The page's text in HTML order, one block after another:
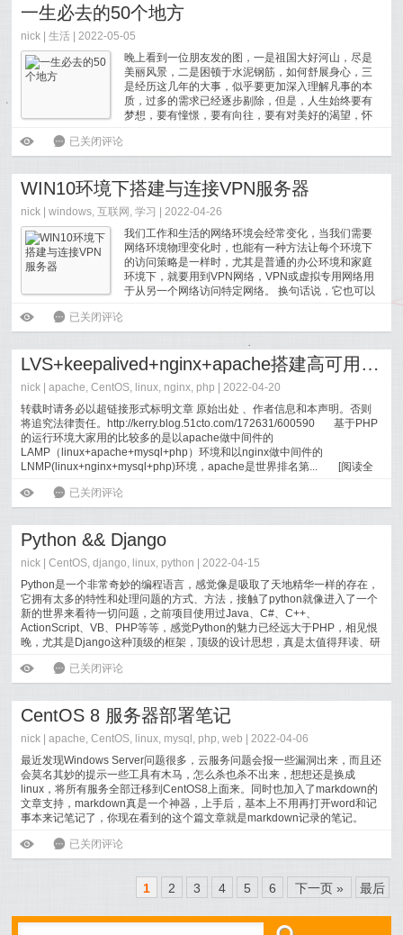
一生必去的50个地方
nick |生活 | 2022-05-05
晚上看到一位朋友发的图，一是祖国大好河山，尽是
美丽风景，二是困顿于水泥钢筋，如何舒展身心，三
是经历这几年的大事，似乎要更加深入理解凡事的本
质，过多的需求已经逐步剔除，但是，人生始终要有
梦想，要有憧憬，要有向往，要有对美好的渴望，怀
50个地方
[阅读全文
ė 6 一生必去的50个地方
已关闭评论
WIN10环境下搭建与连接VPN服务器
nick |windows,互联网 ,学习
| 2022-04-26
我们工作和生活的网络环境会经常变化，当我们需要
网络环境物理变化时，也能有一种方法让每个环境下
的访问策略是一样时，尤其是普通的办公环境和家庭
环境下，就要用到VPN网络，VPN或虚拟专用网络用
于从另一个网络访问特定网络。 换句话说，它也可以
许您访问已关闭的服务器，这意味着您将无法访问Inter...
ė 6 WIN10环境下搭建与连接VPN服务器
已关闭评论
LVS+keepalived+nginx+apache搭建高可用、高性能php集群
nick |apache,CentOS, linux, nginx, php
| 2022-04-20
转载时请务必以超链接形式标明文章 原始出处 、作者信息和本声明。否则
将追究法律责任。http://kerry.blog.51cto.com/172631/600590 基于PHP
的运行环境大家用的比较多的是以apache做中间件的
LAMP（linux+apache+mysql+php）环境和以nginx做中间件的
LNMP(linux+nginx+mysql+php)环境，apache是世界排名第...
[阅读全
ė
6 LVS+keepalived+nginx+apache搭建高可用、高性能php集群
已关闭评论
Python && Django
nick |CentOS,django, linux, python
| 2022-04-15
Python是一个非常奇妙的编程语言，感觉像是吸取了天地精华一样的存在，
它拥有太多的特性和处理问题的方式、方法，接触了python就像进入了一个
新的世界来看待一切问题，之前项目使用过Java、C#、C++、
ActionScript、VB、PHP等等，感觉Python的魅力已经远大于PHP，相见恨
晚，尤其是Django这种顶级的框架，顶级的设计思想，真是太值得拜读、研
ė
6 Python && Django
已关闭评论
CentOS 8 服务器部署笔记
nick |apache,CentOS, linux, mysql , php,web
| 2022-04-06
最近发现Windows Server问题很多，云服务问题会报一些漏洞出来，而且还
会莫名其妙的提示一些工具有木马，怎么杀也杀不出来，想想还是换成
linux，将所有服务全部迁移到CentOS8上面来。同时也加入了markdown的
文章支持，markdown真是一个神器，上手后，基本上不用再打开word和记
事本来记笔记了，你现在看到的这个篇文章就是markdown记录的笔记。
ė
6 CentOS 8 服务器部署笔记
已关闭评论
1 2 3 4 5 6 下一页 » 最后